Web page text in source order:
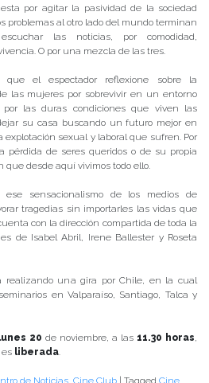
por agitar la pasividad de la sociedad
problemas al otro lado del mundo terminan
las noticias, por comodidad,
O por una mezcla de las tres.
el espectador reflexione sobre la
las mujeres por sobrevivir en un entorno
por las duras condiciones que viven las
su casa buscando un futuro mejor en
explotación sexual y laboral que sufren. Por
de seres queridos o de su propia
que desde aquí vivimos todo ello.
sensacionalismo de los medios de
tragedias sin importarles las vidas que
con la dirección compartida de toda la
de Isabel Abril, Irene Ballester y Roseta
realizando una gira por Chile, en la cual
en Valparaíso, Santiago, Talca y
lunes 20 de noviembre, a las 11.30 horas
es liberada
de Noticias Cine Club | Tagged Cine